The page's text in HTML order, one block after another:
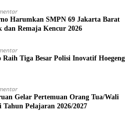
Harumkan SMPN 69 Jakarta Barat
dan Remaja Kencur 2026
Tiga Besar Polisi Inovatif Hoegeng
Gelar Pertemuan Orang Tua/Wali
Pelajaran 2026/2027